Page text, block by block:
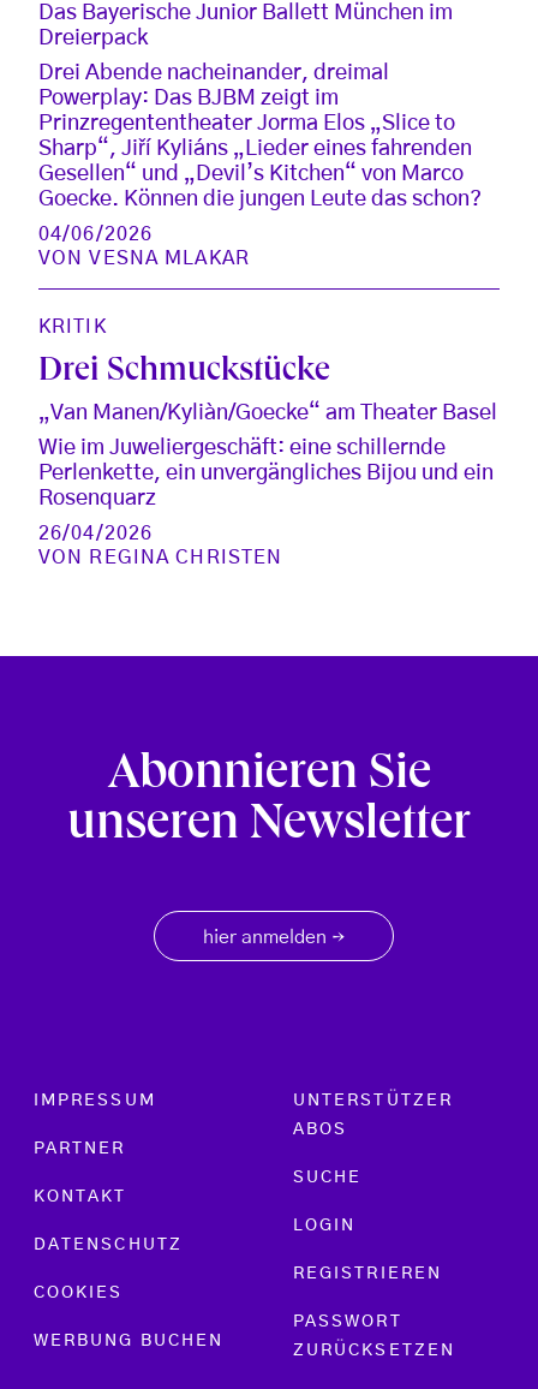
Das Bayerische Junior Ballett München im
Dreierpack
Drei Abende nacheinander, dreimal
Powerplay: Das BJBM zeigt im
Prinzregententheater Jorma Elos „Slice to
Sharp“, Jiří Kyliáns „Lieder eines fahrenden
Gesellen“ und „Devil’s Kitchen“ von Marco
Goecke. Können die jungen Leute das schon?
04/06/2026
VONVESNA MLAKAR
KRITIK
Drei Schmuckstücke
„Van Manen/Kyliàn/Goecke“ am Theater Basel
Wie im Juweliergeschäft: eine schillernde
Perlenkette, ein unvergängliches Bijou und ein
Rosenquarz
26/04/2026
VON
REGINA CHRISTEN
Abonnieren Sie
unseren Newsletter
hier anmelden →
Footer menu
IMPRESSUM
PARTNER
KONTAKT
DATENSCHUTZ
COOKIES
WERBUNG BUCHEN
UNTERSTÜTZER
ABOS
SUCHE
LOGIN
REGISTRIEREN
PASSWORT
ZURÜCKSETZEN